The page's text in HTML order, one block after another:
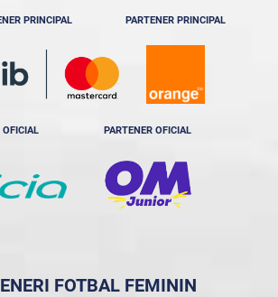
PRINCIPAL PARTENER PRINCIPAL
OFICIAL PARTENER OFICIAL
FOTBAL FEMININ